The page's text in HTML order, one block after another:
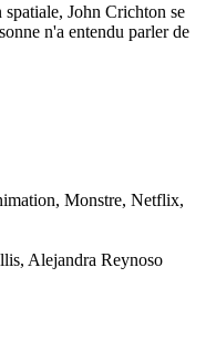
John Crichton se
n'a entendu parler de
Monstre, Netflix,
Alejandra Reynoso